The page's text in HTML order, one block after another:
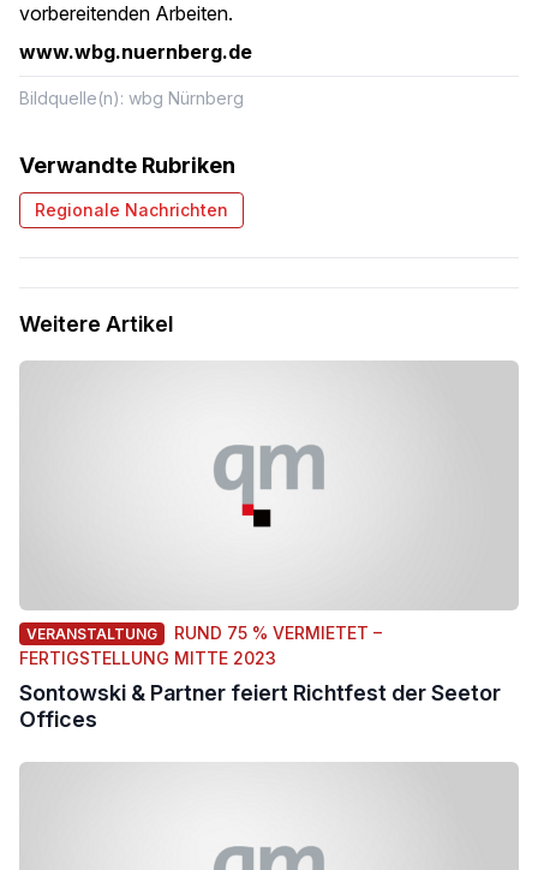
vorbereitenden Arbeiten.
www.wbg.nuernberg.de
Bildquelle(n): wbg Nürnberg
Verwandte Rubriken
Regionale Nachrichten
Weitere Artikel
VERANSTALTUNG
RUND 75 % VERMIETET –
FERTIGSTELLUNG MITTE 2023
Sontowski & Partner feiert Richtfest der Seetor
Offices